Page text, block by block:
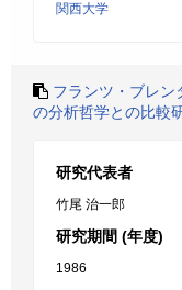
関西大学
フランツ・ブレン
の分析哲学との比較
研究代表者
竹尾 治一郎
研究期間 (年度)
1986